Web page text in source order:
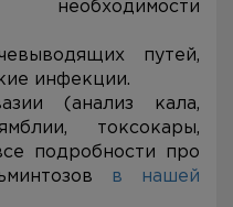
путей,
инфекции.
(анализ кала,
токсокары,
подробности про
в нашей